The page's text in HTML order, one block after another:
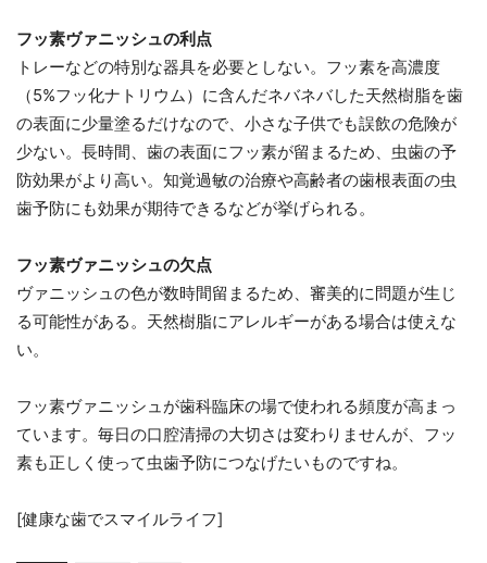
フッ素ヴァニッシュの利点
トレーなどの特別な器具を必要としない。フッ素を高濃度
（5%フッ化ナトリウム）に含んだネバネバした天然樹脂を歯
の表面に少量塗るだけなので、小さな子供でも誤飲の危険が
少ない。長時間、歯の表面にフッ素が留まるため、虫歯の予
防効果がより高い。知覚過敏の治療や高齢者の歯根表面の虫
歯予防にも効果が期待できるなどが挙げられる。
フッ素ヴァニッシュの欠点
ヴァニッシュの色が数時間留まるため、審美的に問題が生じ
る可能性がある。天然樹脂にアレルギーがある場合は使えな
い。
フッ素ヴァニッシュが歯科臨床の場で使われる頻度が高まっ
ています。毎日の口腔清掃の大切さは変わりませんが、フッ
素も正しく使って虫歯予防につなげたいものですね。
[健康な歯でスマイルライフ]